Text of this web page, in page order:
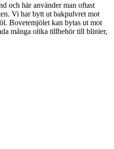
och här använder man oftast
Vi har bytt ut bakpulvret mot
Bovetemjölet kan bytas ut mot
många olika tillbehör till blinier,